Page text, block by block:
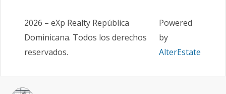
2026 – eXp Realty República
Dominicana. Todos los derechos
reservados.
Powered
by
AlterEstate